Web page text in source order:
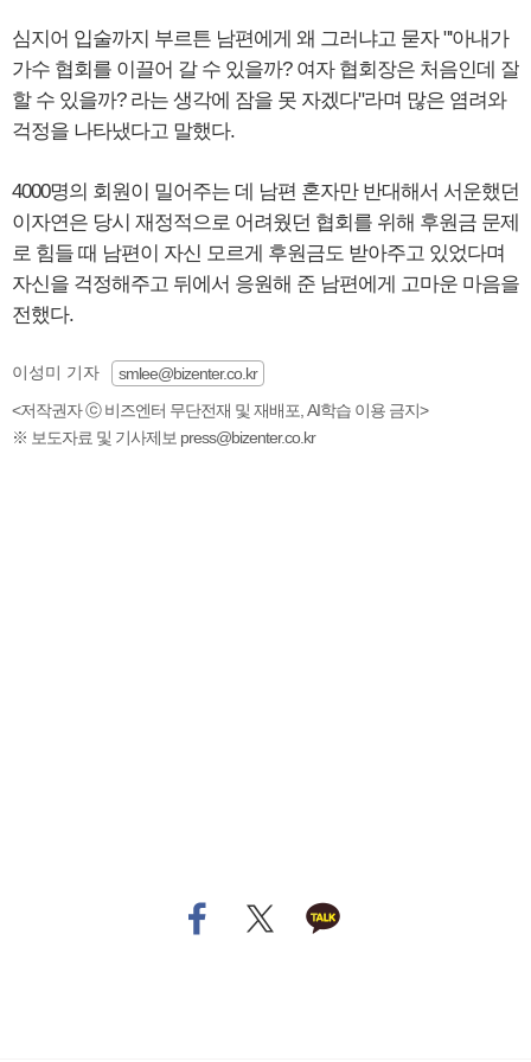
심지어 입술까지 부르튼 남편에게 왜 그러냐고 묻자 "'아내가
가수 협회를 이끌어 갈 수 있을까? 여자 협회장은 처음인데 잘
할 수 있을까? 라는 생각에 잠을 못 자겠다"라며 많은 염려와
걱정을 나타냈다고 말했다.
4000명의 회원이 밀어주는 데 남편 혼자만 반대해서 서운했던
이자연은 당시 재정적으로 어려웠던 협회를 위해 후원금 문제
로 힘들 때 남편이 자신 모르게 후원금도 받아주고 있었다며
자신을 걱정해주고 뒤에서 응원해 준 남편에게 고마운 마음을
전했다.
이성미 기자
smlee@bizenter.co.kr
<저작권자 ⓒ 비즈엔터 무단전재 및 재배포, AI학습 이용 금지>
※ 보도자료 및 기사제보 press@bizenter.co.kr